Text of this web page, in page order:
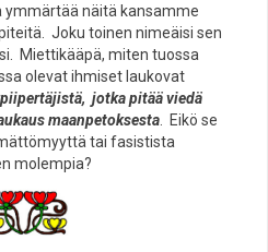
näitä kansamme
Joku toinen nimeäisi sen
Miettikääpä, miten tuossa
olevat ihmiset laukovat
jotka pitää viedä
maanpetoksesta . Eikö se
tai fasistista
molempia?